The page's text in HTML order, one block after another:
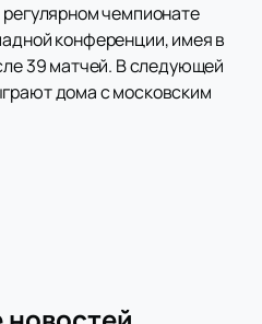
чемпионате
конференции, имея в
39 матчей. В следующей
дома с московским